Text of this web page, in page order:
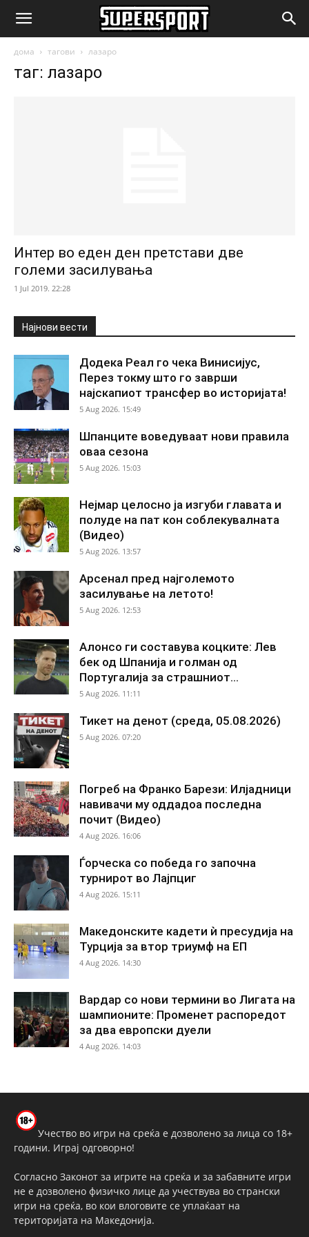
SuperSport.mk
дома тагови лазаро
таг: лазаро
Интер во еден ден претстави две
големи засилувања
1 Jul 2019. 22:28
Најнови вести
Додека Реал го чека Винисијус,
Перез токму што го заврши
најскапиот трансфер во историјата!
5 Aug 2026. 15:49
Шпанците воведуваат нови правила
оваа сезона
5 Aug 2026. 15:03
Нејмар целосно ја изгуби главата и
полуде на пат кон соблекувалната
(Видео)
5 Aug 2026. 13:57
Арсенал пред најголемото
засилување на летото!
5 Aug 2026. 12:53
Алонсо ги составува коцките: Лев
бек од Шпанија и голман од
Португалија за страшниот...
5 Aug 2026. 11:11
Тикет на денот (среда, 05.08.2026)
5 Aug 2026. 07:20
Погреб на Франко Барези: Илјадници
навивачи му оддадоа последна
почит (Видео)
4 Aug 2026. 16:06
Ѓорческа со победа го започна
турнирот во Лајпциг
4 Aug 2026. 15:11
Македонските кадети ѝ пресудија на
Турција за втор триумф на ЕП
4 Aug 2026. 14:30
Вардар со нови термини во Лигата на
шампионите: Променет распоредот
за два европски дуели
4 Aug 2026. 14:03
Учество во игри на среќа е дозволено за лица со 18+
години. Играј одговорно!
Согласно Законот за игрите на среќа и за забавните игри
не е дозволено физичко лице да учествува во странски
игри на среќа, во кои влоговите се уплаќаат на
територијата на Македонија.